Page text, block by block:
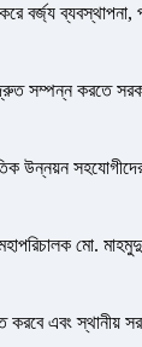
বর্জ্য ব্যবস্থাপনা,
দ্রুত সম্পন্ন করতে
উন্নয়ন
মো.
করবে এবং স্থানীয়